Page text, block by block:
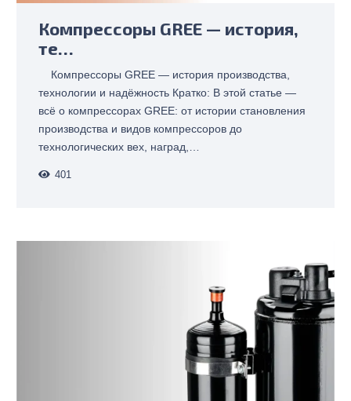
Компрессоры GREE — история,
те…
Компрессоры GREE — история производства,
технологии и надёжность Кратко: В этой статье —
всё о компрессорах GREE: от истории становления
производства и видов компрессоров до
технологических вех, наград,…
401